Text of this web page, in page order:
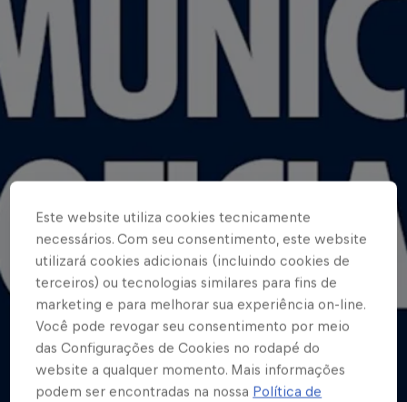
Este website utiliza cookies tecnicamente
necessários. Com seu consentimento, este website
utilizará cookies adicionais (incluindo cookies de
terceiros) ou tecnologias similares para fins de
marketing e para melhorar sua experiência on-line.
Você pode revogar seu consentimento por meio
das Configurações de Cookies no rodapé do
website a qualquer momento. Mais informações
podem ser encontradas na nossa Política de